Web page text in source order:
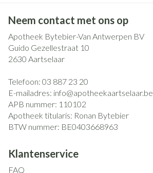
Neem contact met ons op
Apotheek Bytebier-Van Antwerpen BV
Guido Gezellestraat 10
2630 Aartselaar
Telefoon: 03 887 23 20
E-mailadres: info@apotheekaartselaar.be
APB nummer: 110102
Apotheek titularis: Ronan Bytebier
BTW nummer: BE0403668963
Klantenservice
FAQ